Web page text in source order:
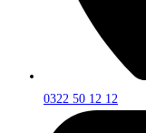
0322 50 12 12